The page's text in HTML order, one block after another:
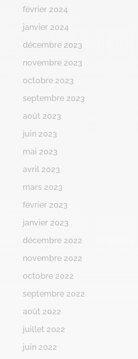
février 2024
janvier 2024
décembre 2023
novembre 2023
octobre 2023
septembre 2023
août 2023
juin 2023
mai 2023
avril 2023
mars 2023
février 2023
janvier 2023
décembre 2022
novembre 2022
octobre 2022
septembre 2022
août 2022
juillet 2022
juin 2022